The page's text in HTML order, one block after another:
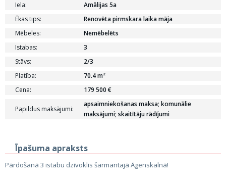
Iela:
Amālijas 5a
Ēkas tips:
Renovēta pirmskara laika māja
Mēbeles:
Nemēbelēts
Istabas:
3
Stāvs:
2/3
Platība:
70.4 m²
Cena:
179 500 €
Papildus maksājumi:
apsaimniekošanas maksa; komunālie
maksājumi; skaitītāju rādījumi
Īpašuma apraksts
Pārdošanā 3 istabu dzīvoklis šarmantajā Āgenskalnā!